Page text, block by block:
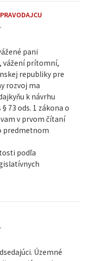
pani
vážení prítomní,
republiky pre
rozvoj ma
k návrhu
73 ods. 1 zákona o
v prvom čítaní
predmetnom
podľa
Územné